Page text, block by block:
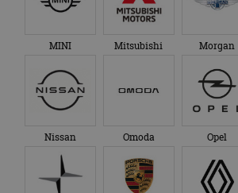
MINI Mitsubishi Morgan
Nissan Omoda Opel